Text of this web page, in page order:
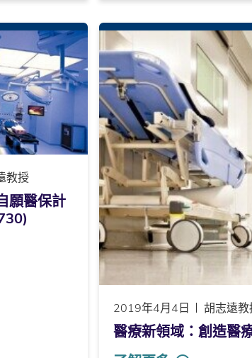
教授
願醫保計
2019年4月4日 胡志遠教
醫療新領域：創造醫